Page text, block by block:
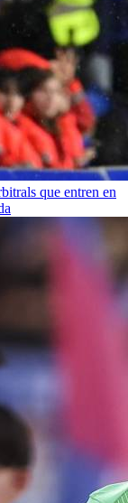
que entren en